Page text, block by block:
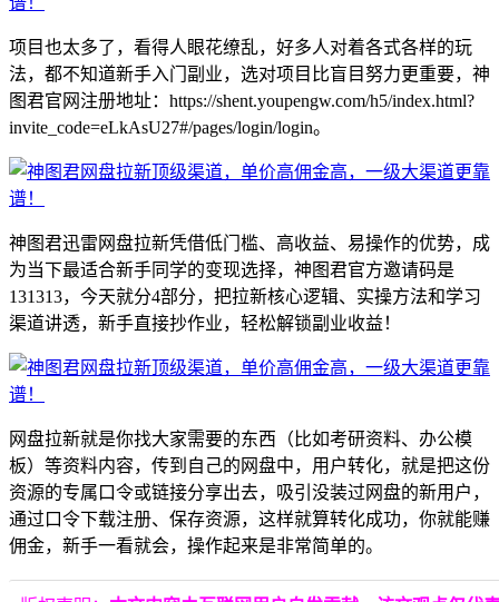
项目也太多了，看得人眼花缭乱，好多人对着各式各样的玩
法，都不知道新手入门副业，选对项目比盲目努力更重要，神
图君官网注册地址：https://shent.youpengw.com/h5/index.html?
invite_code=eLkAsU27#/pages/login/login。
神图君迅雷网盘拉新凭借低门槛、高收益、易操作的优势，成
为当下最适合新手同学的变现选择，神图君官方邀请码是
131313，今天就分4部分，把拉新核心逻辑、实操方法和学习
渠道讲透，新手直接抄作业，轻松解锁副业收益！
网盘拉新就是你找大家需要的东西（比如考研资料、办公模
板）等资料内容，传到自己的网盘中，用户转化，就是把这份
资源的专属口令或链接分享出去，吸引没装过网盘的新用户，
通过口令下载注册、保存资源，这样就算转化成功，你就能赚
佣金，新手一看就会，操作起来是非常简单的。